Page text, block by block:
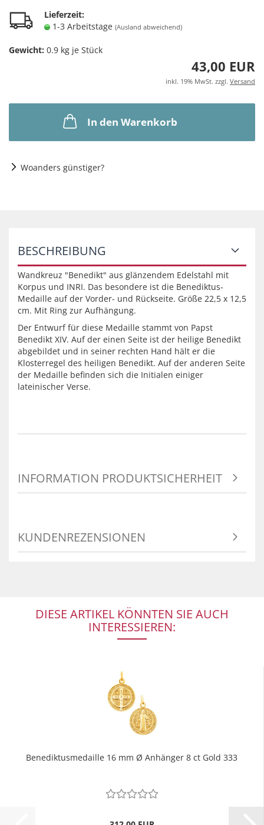
Lieferzeit:
1-3 Arbeitstage (Ausland abweichend)
Gewicht: 0.9 kg je Stück
43,00 EUR
inkl. 19% MwSt. zzgl. Versand
In den Warenkorb
Woanders günstiger?
BESCHREIBUNG
Wandkreuz "Benedikt" aus glänzendem Edelstahl mit
Korpus und INRI. Das besondere ist die Benediktus-
Medaille auf der Vorder- und Rückseite. Größe 22,5 x 12,5
cm. Mit Ring zur Aufhängung.
Der Entwurf für diese Medaille stammt von Papst
Benedikt XIV. Auf der einen Seite ist der heilige Benedikt
abgebildet und in seiner rechten Hand hält er die
Klosterregel des heiligen Benedikt. Auf der anderen Seite
der Medaille befinden sich die Initialen einiger
lateinischer Verse.
INFORMATION PRODUKTSICHERHEIT
KUNDENREZENSIONEN
DIESE ARTIKEL KÖNNTEN SIE AUCH
INTERESSIEREN:
Benediktusmedaille 16 mm Ø Anhänger 8 ct Gold 333